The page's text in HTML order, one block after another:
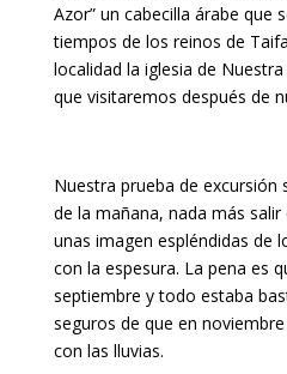
Azor” un cabecilla árabe que
tiempos de los reinos de
localidad la iglesia de
que visitaremos después de
Nuestra prueba de excursión
de la mañana, nada más
unas imagen espléndidas de
con la espesura. La pena es
septiembre y todo estaba
seguros de que en
con las lluvias.